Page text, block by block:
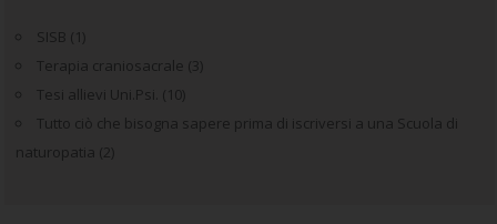
SISB (1)
Terapia craniosacrale (3)
Tesi allievi Uni.Psi. (10)
Tutto ciò che bisogna sapere prima di iscriversi a una Scuola di
naturopatia (2)